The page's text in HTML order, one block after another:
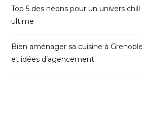
Top 5 des néons pour un univers
ultime
Bien aménager sa cuisine à
et idées d’agencement